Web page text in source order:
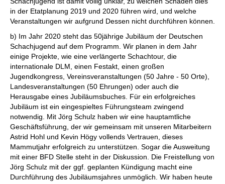
in der Etatplanung 2019 und 2020 führen wird, und welche
Veranstaltungen wir aufgrund Dessen nicht durchführen können.
b) Im Jahr 2020 steht das 50jährige Jubiläum der Deutschen
Schachjugend auf dem Programm. Wir planen in dem Jahr
einige Projekte, wie eine verlängerte Schachtour, die
internationale DLM, einen Festakt, einen großen
Jugendkongress, Vereinsveranstaltungen (50 Jahre - 50 Orte),
Landesveranstaltungen (50 Ehrungen) oder auch die
Herausgabe eines Jubiläumsbuches. Für ein erfolgreiches
Jubiläum ist ein eingespieltes Führungsteam zwingend
notwendig. Mit Jörg Schulz haben wir eine hauptamtliche
Geschäftsführung, der wir gemeinsam mit unseren Mitarbeitern
Astrid Hohl und Kevin Högy vollends Vertrauen, dieses
Mammutjahr erfolgreich zu unterstützen. Sogar die Ausweitung
mit einer BFD Stelle steht in der Diskussion. Die Freistellung von
Jörg Schulz mit der ggf. geplanten Kündigung macht eine
Durchführung des Jubiläumsjahres unmöglich. Wir haben heute